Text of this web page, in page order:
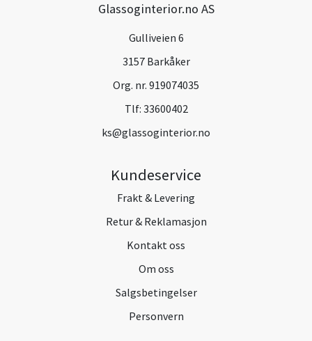
Glassoginterior.no AS
Gulliveien 6
3157 Barkåker
Org. nr. 919074035
Tlf: 33600402
ks@glassoginterior.no
Kundeservice
Frakt & Levering
Retur & Reklamasjon
Kontakt oss
Om oss
Salgsbetingelser
Personvern